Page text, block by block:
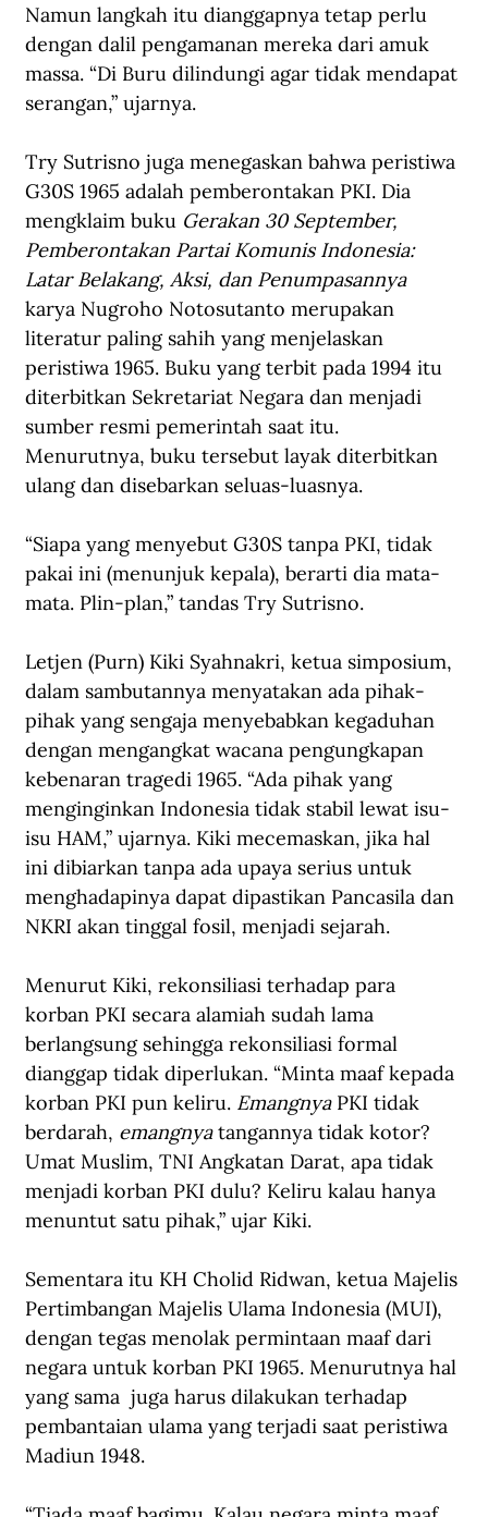
Namun langkah itu dianggapnya tetap perlu
dengan dalil pengamanan mereka dari amuk
massa. “Di Buru dilindungi agar tidak mendapat
serangan,” ujarnya.
Try Sutrisno juga menegaskan bahwa peristiwa
G30S 1965 adalah pemberontakan PKI. Dia
mengklaim buku Gerakan 30 September,
Pemberontakan Partai Komunis Indonesia:
Latar Belakang, Aksi, dan Penumpasannya
karya Nugroho Notosutanto merupakan
literatur paling sahih yang menjelaskan
peristiwa 1965. Buku yang terbit pada 1994 itu
diterbitkan Sekretariat Negara dan menjadi
sumber resmi pemerintah saat itu.
Menurutnya, buku tersebut layak diterbitkan
ulang dan disebarkan seluas-luasnya.
“Siapa yang menyebut G30S tanpa PKI, tidak
pakai ini (menunjuk kepala), berarti dia mata-
mata. Plin-plan,” tandas Try Sutrisno.
Letjen (Purn) Kiki Syahnakri, ketua simposium,
dalam sambutannya menyatakan ada pihak-
pihak yang sengaja menyebabkan kegaduhan
dengan mengangkat wacana pengungkapan
kebenaran tragedi 1965. “Ada pihak yang
menginginkan Indonesia tidak stabil lewat isu-
isu HAM,” ujarnya. Kiki mecemaskan, jika hal
ini dibiarkan tanpa ada upaya serius untuk
menghadapinya dapat dipastikan Pancasila dan
NKRI akan tinggal fosil, menjadi sejarah.
Menurut Kiki, rekonsiliasi terhadap para
korban PKI secara alamiah sudah lama
berlangsung sehingga rekonsiliasi formal
dianggap tidak diperlukan. “Minta maaf kepada
korban PKI pun keliru. Emangnya PKI tidak
berdarah, emangnya tangannya tidak kotor?
Umat Muslim, TNI Angkatan Darat, apa tidak
menjadi korban PKI dulu? Keliru kalau hanya
menuntut satu pihak,” ujar Kiki.
Sementara itu KH Cholid Ridwan, ketua Majelis
Pertimbangan Majelis Ulama Indonesia (MUI),
dengan tegas menolak permintaan maaf dari
negara untuk korban PKI 1965. Menurutnya hal
yang sama  juga harus dilakukan terhadap
pembantaian ulama yang terjadi saat peristiwa
Madiun 1948.